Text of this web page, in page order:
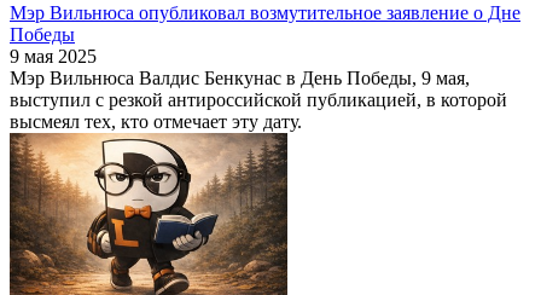
Мэр Вильнюса опубликовал возмутительное заявление о Дне
Победы
9 мая 2025
Мэр Вильнюса Валдис Бенкунас в День Победы, 9 мая,
выступил с резкой антироссийской публикацией, в которой
высмеял тех, кто отмечает эту дату.